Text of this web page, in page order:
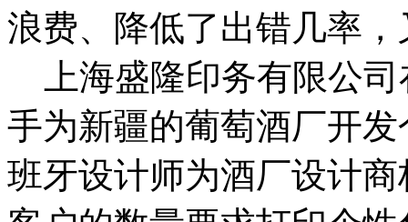
浪费、降低了出错几率
上海盛隆印务有限公司
手为新疆的葡萄酒厂开
班牙设计师为酒厂设计